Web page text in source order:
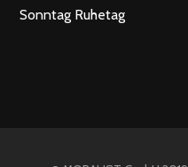
Sonntag Ruhetag